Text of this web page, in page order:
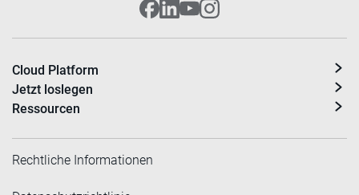
Cloud Platform
Jetzt loslegen
Ressourcen
Rechtliche Informationen